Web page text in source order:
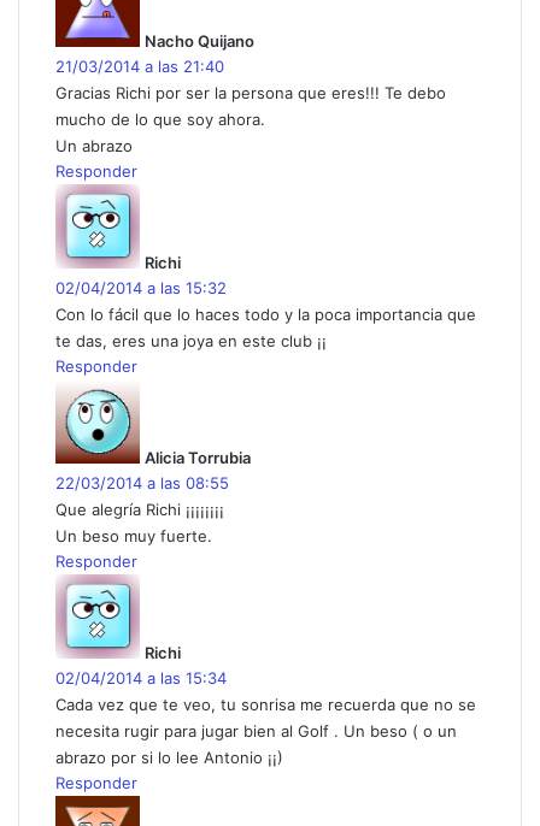
Nacho Quijano
21/03/2014 a las 21:40
Gracias Richi por ser la persona que eres!!! Te debo
mucho de lo que soy ahora.
Un abrazo
Responder
Richi
02/04/2014 a las 15:32
Con lo fácil que lo haces todo y la poca importancia que
te das, eres una joya en este club ¡¡
Responder
Alicia Torrubia
22/03/2014 a las 08:55
Que alegría Richi ¡¡¡¡¡¡¡¡
Un beso muy fuerte.
Responder
Richi
02/04/2014 a las 15:34
Cada vez que te veo, tu sonrisa me recuerda que no se
necesita rugir para jugar bien al Golf . Un beso ( o un
abrazo por si lo lee Antonio ¡¡)
Responder